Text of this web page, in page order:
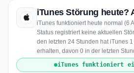
iTunes Störung heute?
iTunes funktioniert heute normal (6
Status registriert keine aktuellen
den letzten 24 Stunden hat iTunes
erhalten, davon 0 in der letzten
iTunes funktioniert